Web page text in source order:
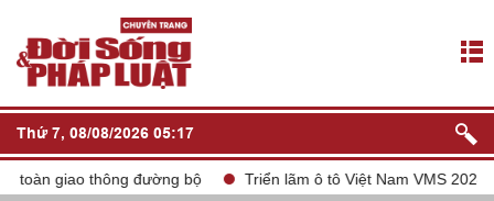
Thứ 7, 08/08/2026 05:17
giao thông đường bộ Triển lãm ô tô Việt Nam VMS 2024